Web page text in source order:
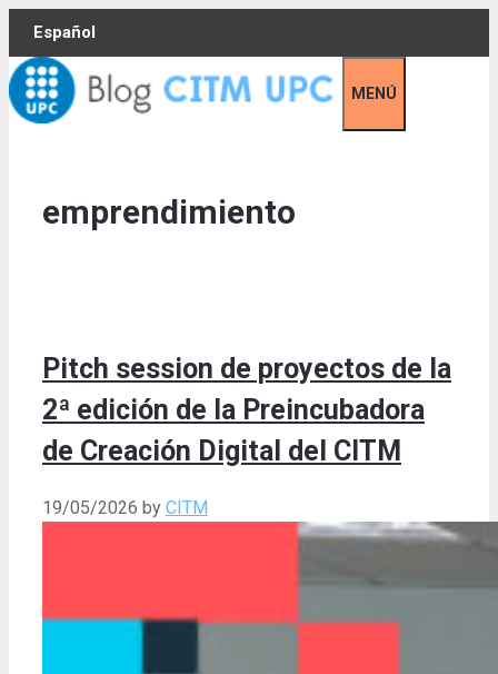
Skip
content
Español
MENÚ
emprendimiento
Pitch session de proyectos de la
2ª edición de la Preincubadora
de Creación Digital del CITM
19/05/2026 by CITM